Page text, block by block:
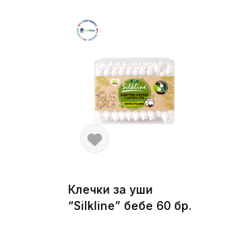
Клечки за уши
“Silkline” бебе 60 бр.